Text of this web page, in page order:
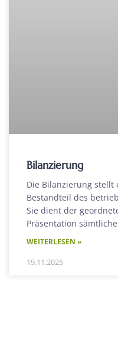
Bilanzierung
Die Bilanzierung stellt
Bestandteil des
Sie dient der
Präsentation
WEITERLESEN »
19.11.2025